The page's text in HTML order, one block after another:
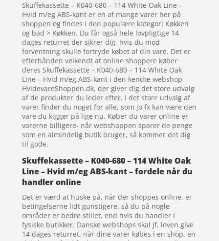
Skuffekassette – K040-680 – 114 White Oak Line –
Hvid m/eg ABS-kant er en af mange varer her på
shoppen og findes i den populære kategori Køkken
og bad > Køkken. Du får også hele lovpligtige 14
dages returret der sikrer dig, hvis du mod
forventning skulle fortryde købet af din vare. Det er
efterhånden velkendt at online shoppere køber
deres Skuffekassette – K040-680 – 114 White Oak
Line – Hvid m/eg ABS-kant i den kendte webshop
HvidevareShoppen.dk, der giver dig det store udvalg
af de produkter du leder efter. I det store udvalg af
varer finder du noget for alle, som jo fx kan være den
vare du kigger på lige nu. Køber du varer online er
varerne billigere- når webshoppen sparer de penge
som en almindelig butik bruger, så kommer det dig
til gode.
Skuffekassette – K040-680 – 114 White Oak
Line – Hvid m/eg ABS-kant – fordele når du
handler online
Det er værd at huske på, når der shoppes online, er
betingelserne lidt gunstigere, så du på nogle
områder er bedre stillet, end hvis du handler I
fysiske butikker. Danske webshops skal jf. loven give
14 dages returret. når dine varer købes i en shop, en